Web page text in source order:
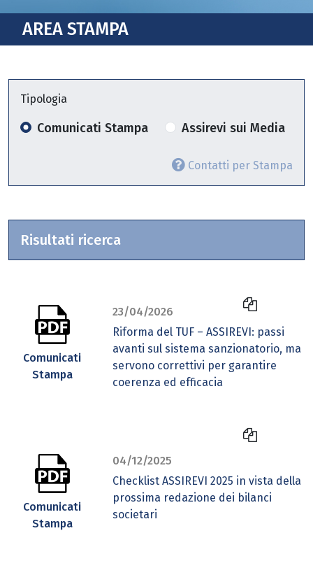
AREA STAMPA
Tipologia
Comunicati Stampa Assirevi sui Media
Contatti per Stampa
Risultati ricerca
Comunicati
Stampa
23/04/2026
Riforma del TUF – ASSIREVI: passi
avanti sul sistema sanzionatorio, ma
servono correttivi per garantire
coerenza ed efficacia
Comunicati
Stampa
04/12/2025
Checklist ASSIREVI 2025 in vista della
prossima redazione dei bilanci
societari